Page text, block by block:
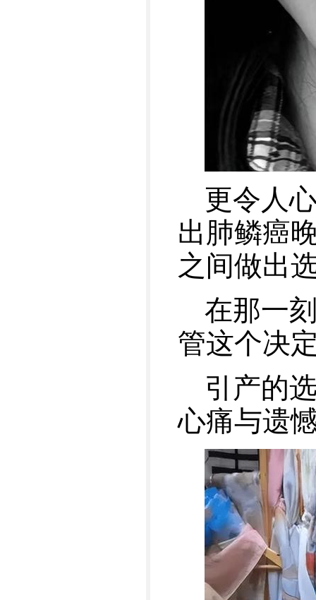
更令人
出肺鳞癌
之间做出
在那一
管这个决
引产的
心痛与遗